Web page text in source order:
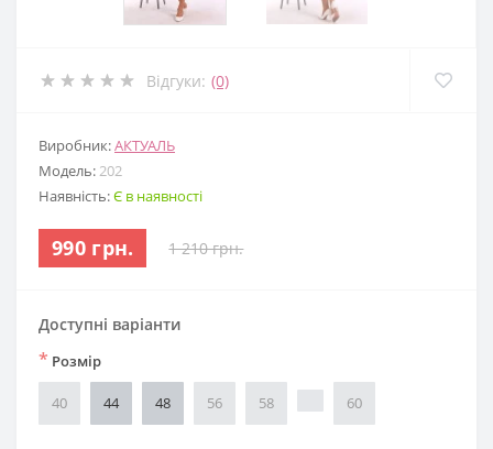
Відгуки: (0)
Виробник:АКТУАЛЬ
Модель:202
Наявність:Є в наявності
990 грн. 1 210 грн.
Доступні варіанти
* Розмір
40 44 48 56 58 60